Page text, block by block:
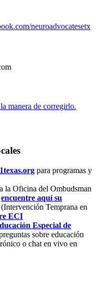
neuroadvocatesetx
manera de corregirlo.
para programas y
la Oficina del Ombudsman
encuentre aquí su
(Intervención Temprana en
ECI
Especial de
sobre educación
o chat en vivo en